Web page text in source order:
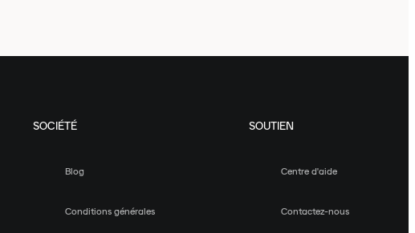
SOCIÉTÉ
Blog
Conditions générales
SOUTIEN
Centre d'aide
Contactez-nous